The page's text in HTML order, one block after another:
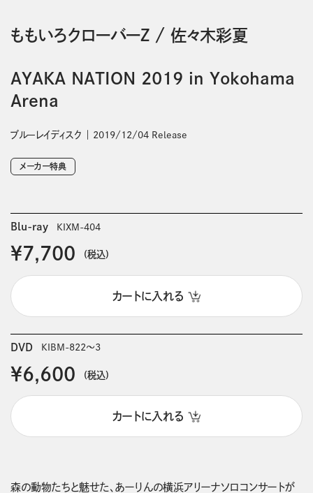
ももいろクローバーＺ/ 佐々木彩夏
AYAKA NATION 2019 in Yokohama
Arena
ブルーレイディスク 2019/12/04 Release
メーカー特典
Blu-ray KIXM-404
￥7,700 (税込)
カートに入れる
DVD KIBM-822～3
￥6,600 (税込)
カートに入れる
森の動物たちと魅せた、あーりんの横浜アリーナソロコンサートが